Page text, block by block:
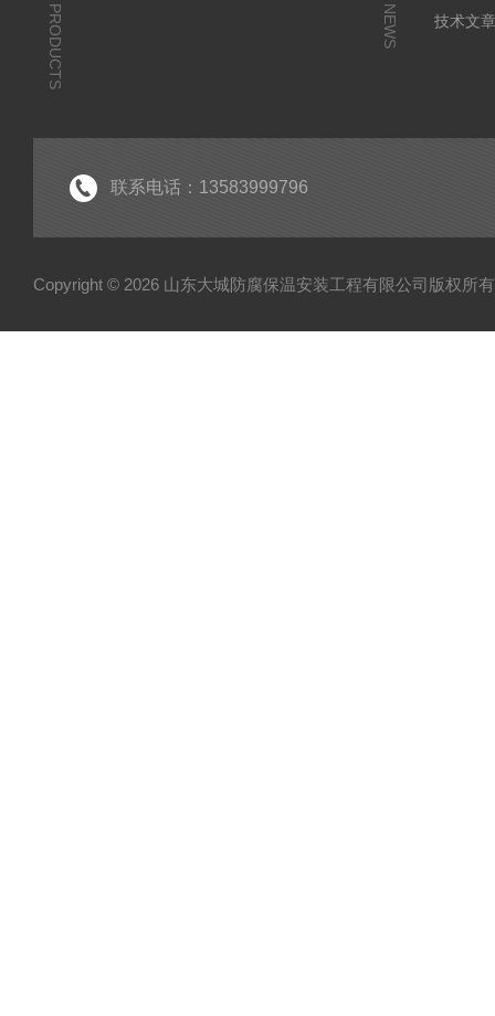
PRODUCTS NEWS 技术文
联系电话：13583999796
Copyright © 2026 山东大城防腐保温安装工程有限公司版权所